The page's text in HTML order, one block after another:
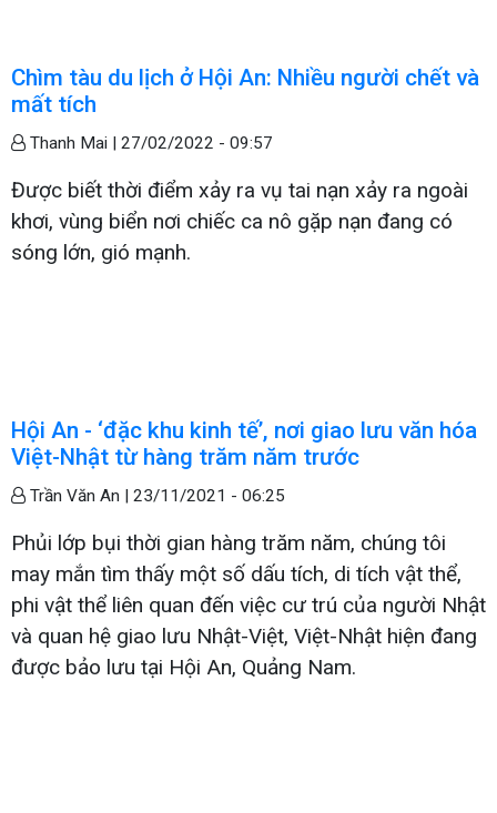
Chìm tàu du lịch ở Hội An: Nhiều người chết và
mất tích
Thanh Mai | 27/02/2022 - 09:57
Được biết thời điểm xảy ra vụ tai nạn xảy ra ngoài
khơi, vùng biển nơi chiếc ca nô gặp nạn đang có
sóng lớn, gió mạnh.
Hội An - ‘đặc khu kinh tế’, nơi giao lưu văn hóa
Việt-Nhật từ hàng trăm năm trước
Trần Văn An | 23/11/2021 - 06:25
Phủi lớp bụi thời gian hàng trăm năm, chúng tôi
may mắn tìm thấy một số dấu tích, di tích vật thể,
phi vật thể liên quan đến việc cư trú của người Nhật
và quan hệ giao lưu Nhật-Việt, Việt-Nhật hiện đang
được bảo lưu tại Hội An, Quảng Nam.